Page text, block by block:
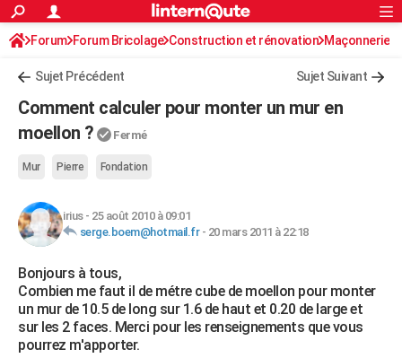
ACTUALITÉS
Politique
Société
Faits Divers
Education
Monde
Villes
+
Programme TV
Streaming
Sorties cinéma
FINANCE
Retraite
Impôts
Epargne
Immobilier
Risques naturels par ville
Banque
Assurance
Crédit
AUTO
Essais
Réserver un essai
Citadines
Berlines
SUV
Forum auto
HIGH-TECH
Mobiles
Meilleur smartphone
Internet
Ordinateurs
Jeux vidéo
Guide high-tech
+BRICOLAGE
Forum
Aménagement intérieur
Extérieur
Cuisine
Salle de bains
Jardinage
Rangement
WEEK-END
Guides de France
Escapades
Patrimoine
Expositions
Musées
Week-end nature
+LIFESTYLE
Art de vivre
Bien-être
Loisirs
Mode
Modes de vie
SANTE
Rechercher
S'inscrire
Connexion
Forum Forum Bricolage Construction et rénovation Maçonnerie
Sujet Précédent Sujet Suivant
Comment calculer pour monter un mur en
moellon ?
Fermé
Mur Pierre Fondation
irius- 25 août 2010 à 09:01
serge.boem@hotmail.fr- 20 mars 2011 à 22:18
Bonjours à tous,
Combien me faut il de métre cube de moellon pour monter
un mur de 10.5 de long sur 1.6 de haut et 0.20 de large et
sur les 2 faces. Merci pour les renseignements que vous
pourrez m'apporter.